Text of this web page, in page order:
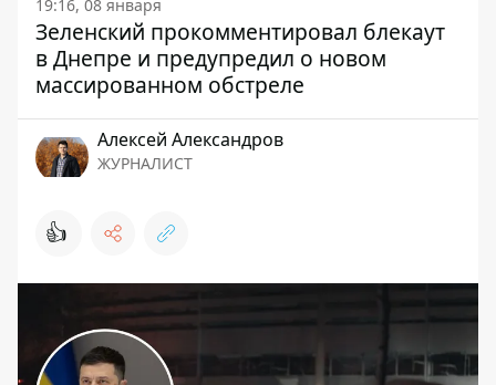
19:16, 08 января
Зеленский прокомментировал блекаут
в Днепре и предупредил о новом
массированном обстреле
Алексей Александров
ЖУРНАЛИСТ
👍